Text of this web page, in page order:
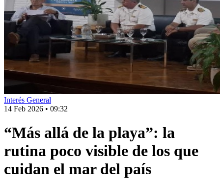
Interés General
14 Feb 2026 • 09:32
“Más allá de la playa”: la
rutina poco visible de los que
cuidan el mar del país